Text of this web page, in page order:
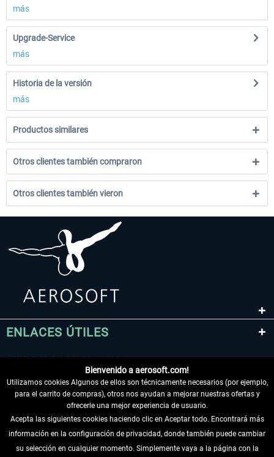
más
Upgrade-Service
más
Historia de la versión
más
Productos similares
Otros clientes también compraron
Otros clientes también vieron
ENLACES ÚTILES
DESISTIR DEL CONTRATO
Bienvenido a aerosoft.com!
Utilizamos cookies Algunos de ellos son técnicamente necesarios (por ejemplo,
para el carrito de compras), otros nos ayudan a mejorar nuestras ofertas y
ofrecerle una mejor experiencia de usuario.
Acepta las siguientes cookies haciendo clic en Aceptar todo. Encontrará más
información en la configuración de privacidad, donde también puede cambiar
su selección en cualquier momento. Simplemente vaya a la página con la